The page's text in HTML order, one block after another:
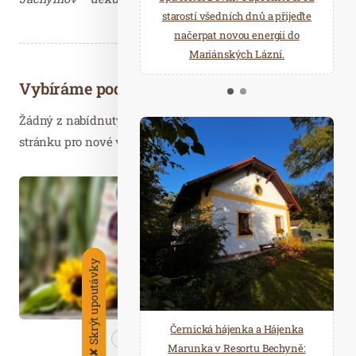
Vybíráme podobné články
Žádný z nabídnutých článků vás nezajímá? Aktualizujte
stránku pro nové výsledky...
Kosmetika Nezařazené
Dub. 26
2021
✘
Skrýt upoutávky
starostí všedních dnů a přijeďte
načerpat novou energii do
Mariánských Lázní.
relaxace v oáze klidu a pohody.
Několik druhů saun a různé
možnosti ochlazení.
Černická hájenka a Hájenka
Marunka v Resortu Bechyně: